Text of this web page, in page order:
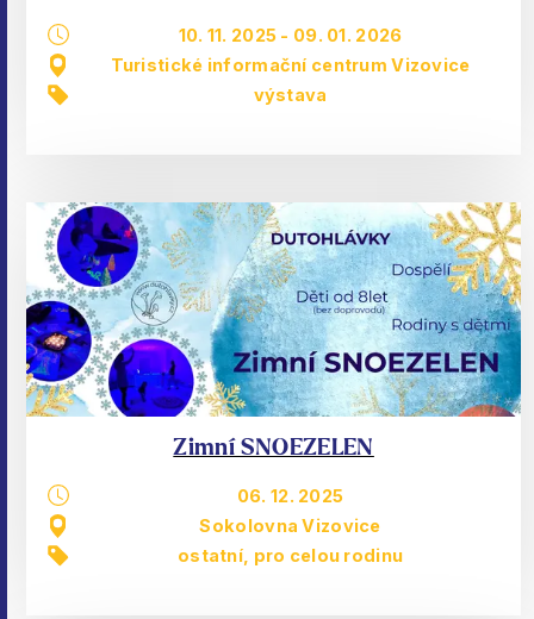
10. 11. 2025 - 09. 01. 2026
Turistické informační centrum Vizovice
výstava
Zimní SNOEZELEN
06. 12. 2025
Sokolovna Vizovice
ostatní pro celou rodinu